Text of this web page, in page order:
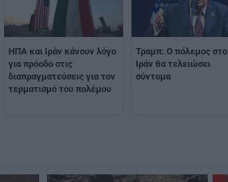
ΗΠΑ και Ιράν κάνουν λόγο
για πρόοδο στις
διαπραγματεύσεις για τον
τερματισμό του πολέμου
Τραμπ: Ο πόλεμος στο
Ιράν θα τελειώσει
σύντομα